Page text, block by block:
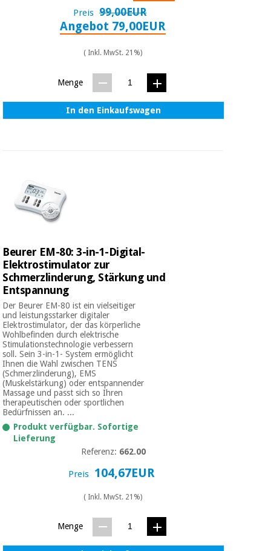
Preis 99,00EUR
Angebot 79,00EUR
( Inkl. MwSt. 21%)
Menge
In den Einkaufswagen
Beurer EM-80: 3-in-1-Digital-
Elektrostimulator zur
Schmerzlinderung, Stärkung und
Entspannung
Der Beurer EM-80 ist ein vielseitiger
und leistungsstarker digitaler
Elektrostimulator, der das körperliche
Wohlbefinden durch elektrische
Stimulationstechnologie verbessern
soll. Sein 3-in-1- System ermöglicht
Ihnen die Wahl zwischen TENS
(Schmerzlinderung), EMS
(Muskelstärkung) oder entspannender
Massage und passt sich so Ihren
therapeutischen oder sportlichen
Bedürfnissen an. ...
Produkt verfügbar. Sofortige
Lieferung
Referenz: 662.00
Preis 104,67EUR
( Inkl. MwSt. 21%)
Menge